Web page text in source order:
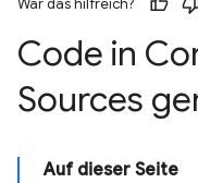
War das hilfreich?
Code in
Sources
Auf dieser Seite